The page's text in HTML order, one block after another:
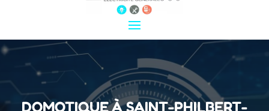
DOMOTIQUE À SAINT-PHILBERT-